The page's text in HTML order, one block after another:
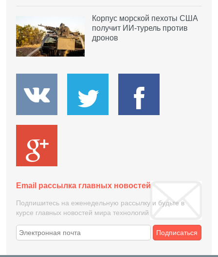
Корпус морской пехоты США
получит ИИ-турель против
дронов
Email рассылка главных новостей
Подпишитесь на еженедельную рассылку и будьте в
курсе главных новостей мира технологий
Подписаться